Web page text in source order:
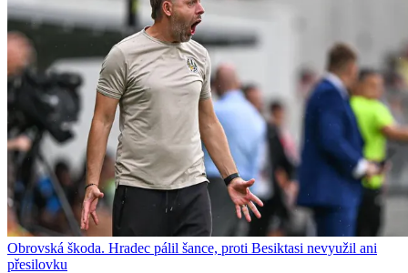
Obrovská škoda. Hradec pálil šance, proti Besiktasi nevyužil ani
přesilovku